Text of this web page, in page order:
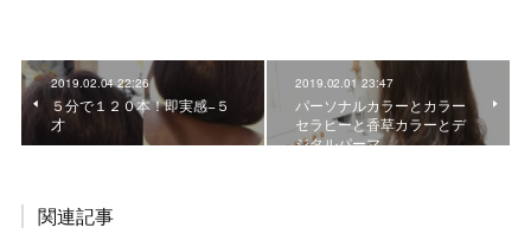
2019.02.04 22:26
５分で１２０本！即実感−５
才
2019.02.01 23:47
パーソナルカラーとカラー
セラピーと香草カラーとデ
ジタルパーマ
関連記事